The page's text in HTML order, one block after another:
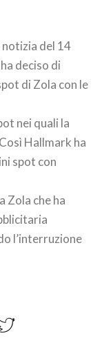
del 14
deciso di
di Zola con le
nei quali la
Hallmark ha
spot con
Zola che ha
l’interruzione